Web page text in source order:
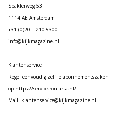
Spaklerweg 53
1114 AE Amsterdam
+31 (0)20 – 210 5300
info@kijkmagazine.nl
Klantenservice
Regel eenvoudig zelf je abonnementszaken
op https://service.roularta.nl/
Mail: klantenservice@kijkmagazine.nl